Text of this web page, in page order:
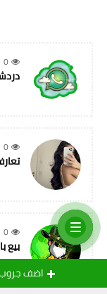
اضف
0
0
0
بيع